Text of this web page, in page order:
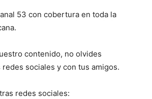
53 con cobertura en toda la
contenido, no olvides
sociales y con tus amigos.
redes sociales: